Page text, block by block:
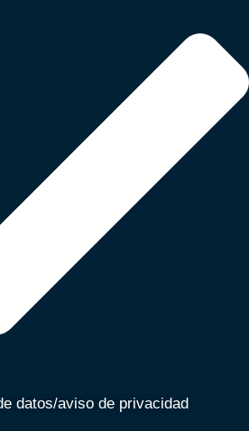
datos/aviso de privacidad